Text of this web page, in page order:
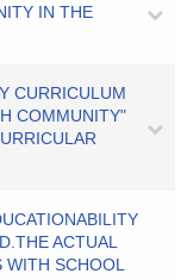
IN THE
CURRICULUM
COMMUNITY"
ACTUAL
SCHOOL